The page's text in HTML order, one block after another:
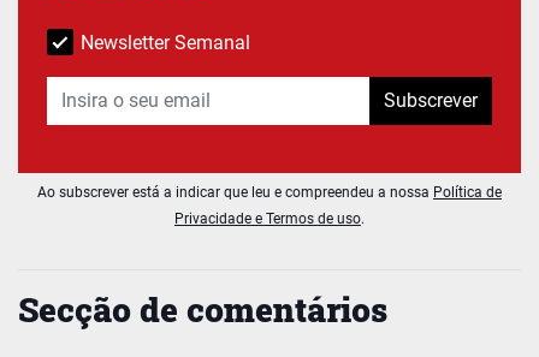
Secção de comentários
Newsletter Semanal
Subscrever
Ao subscrever está a indicar que leu e compreendeu a nossa Política de
Privacidade e Termos de uso.